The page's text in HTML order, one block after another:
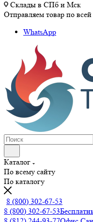
Склады в СПб и Мск
Отправляем товар по
WhatsApp
Каталог
По всему сайту
По каталогу
8 (800) 302-67-53
8 (800) 302-67-53